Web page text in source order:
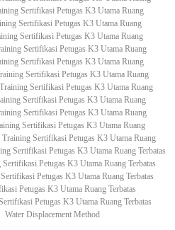
Sertifikasi Petugas K3 Utama Ruang
Sertifikasi Petugas K3 Utama Ruang
Sertifikasi Petugas K3 Utama Ruang
Sertifikasi Petugas K3 Utama Ruang
Sertifikasi Petugas K3 Utama Ruang
Sertifikasi Petugas K3 Utama Ruang
Training Sertifikasi Petugas K3 Utama Ruang
Sertifikasi Petugas K3 Utama Ruang
Sertifikasi Petugas K3 Utama Ruang
Sertifikasi Petugas K3 Utama Ruang
Training Sertifikasi Petugas K3 Utama Ruang
Sertifikasi Petugas K3 Utama Ruang Terbatas
Petugas K3 Utama Ruang Terbatas
Petugas K3 Utama Ruang Terbatas
Petugas K3 Utama Ruang Terbatas
Petugas K3 Utama Ruang Terbatas
Water Displacement Method